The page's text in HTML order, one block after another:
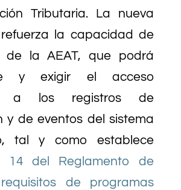
Tributaria. La nueva
la capacidad de
de la AEAT, que podrá
y exigir el acceso
a los registros de
y de eventos del sistema
tal y como establece
14 del Reglamento de
de programas